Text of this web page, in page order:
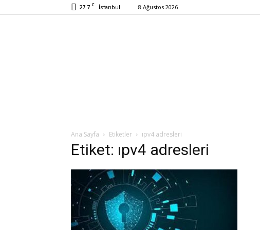
27.7 C İstanbul 8 Ağustos 2026
Ana Sayfa Etiketler ıpv4 adresleri
Etiket: ıpv4 adresleri